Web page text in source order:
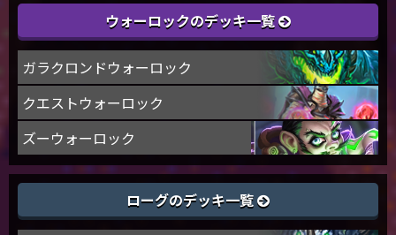
ウォーロックのデッキ一覧
ガラクロンドウォーロック
クエストウォーロック
ズーウォーロック
ローグのデッキ一覧